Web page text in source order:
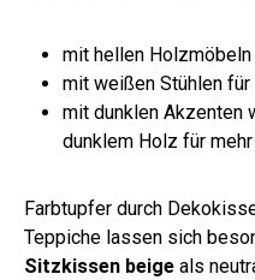
mit hellen
mit weißen Stühlen
mit dunklen Akzenten
dunklem Holz für
Farbtupfer durch
Teppiche lassen sich
Sitzkissen beige als